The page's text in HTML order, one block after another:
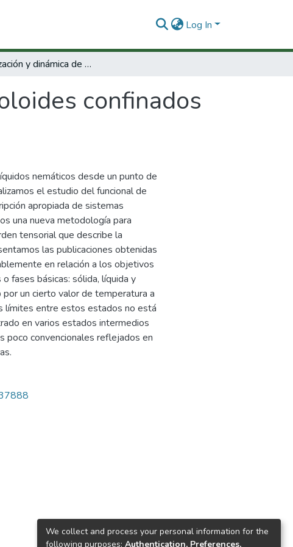
Log In
Organización y dinámica de coloides confinados en cristales líquidos nemáticos
confinados
nemáticos desde un punto de
el estudio del funcional de
apropiada de sistemas
una nueva metodología para
tensorial que describe la
las publicaciones obtenidas
en relación a los objetivos
fases básicas: sólida, líquida y
un cierto valor de temperatura a
límites entre estos estados no está
en varios estados intermedios
poco convencionales reflejados en
We collect and process your personal information for the
following purposes: Authentication, Preferences,